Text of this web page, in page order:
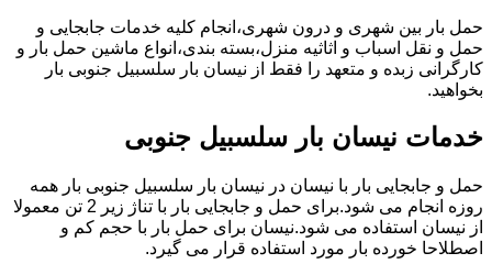
حمل بار بین شهری و درون شهری،انجام کلیه خدمات جابجایی و
حمل و نقل اسباب و اثاثیه منزل،بسته بندی،انواع ماشین حمل بار و
کارگرانی زبده و متعهد را فقط از نیسان بار سلسبیل جنوبی بار
بخواهید.
خدمات نیسان بار سلسبیل جنوبی
حمل و جابجایی بار با نیسان در نیسان بار سلسبیل جنوبی بار همه
روزه انجام می شود.برای حمل و جابجایی بار با تناژ زیر 2 تن معمولا
از نیسان استفاده می شود.نیسان برای حمل بار با حجم کم و
اصطلاحا خورده بار مورد استفاده قرار می گیرد.